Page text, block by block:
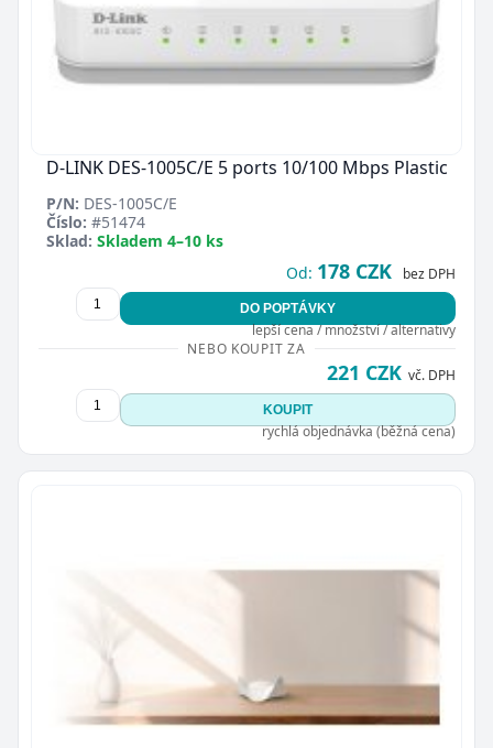
D-LINK DES-1005C/E 5 ports 10/100 Mbps Plastic
P/N: DES-1005C/E
Číslo: #51474
Sklad: Skladem 4–10 ks
Od: 178 CZK bez DPH
DO POPTÁVKY
lepší cena / množství / alternativy
NEBO KOUPIT ZA
221 CZK vč. DPH
KOUPIT
rychlá objednávka (běžná cena)